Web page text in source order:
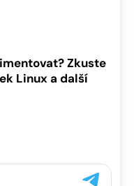
Zkuste
Linux a další